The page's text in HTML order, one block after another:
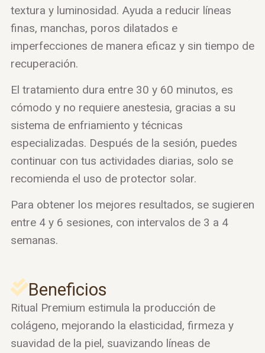
textura y luminosidad. Ayuda a reducir líneas
finas, manchas, poros dilatados e
imperfecciones de manera eficaz y sin tiempo de
recuperación.
El tratamiento dura entre 30 y 60 minutos, es
cómodo y no requiere anestesia, gracias a su
sistema de enfriamiento y técnicas
especializadas. Después de la sesión, puedes
continuar con tus actividades diarias, solo se
recomienda el uso de protector solar.
Para obtener los mejores resultados, se sugieren
entre 4 y 6 sesiones, con intervalos de 3 a 4
semanas.
Beneficios
Ritual Premium estimula la producción de
colágeno, mejorando la elasticidad, firmeza y
suavidad de la piel, suavizando líneas de